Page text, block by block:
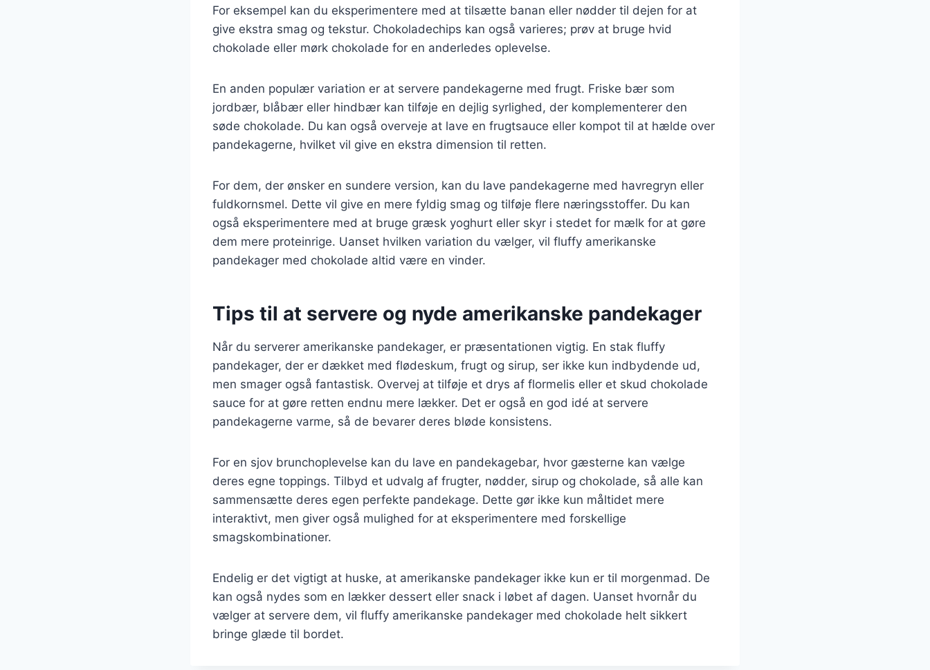
For eksempel kan du eksperimentere med at tilsætte banan eller nødder til dejen for at
give ekstra smag og tekstur. Chokoladechips kan også varieres; prøv at bruge hvid
chokolade eller mørk chokolade for en anderledes oplevelse.
En anden populær variation er at servere pandekagerne med frugt. Friske bær som
jordbær, blåbær eller hindbær kan tilføje en dejlig syrlighed, der komplementerer den
søde chokolade. Du kan også overveje at lave en frugtsauce eller kompot til at hælde over
pandekagerne, hvilket vil give en ekstra dimension til retten.
For dem, der ønsker en sundere version, kan du lave pandekagerne med havregryn eller
fuldkornsmel. Dette vil give en mere fyldig smag og tilføje flere næringsstoffer. Du kan
også eksperimentere med at bruge græsk yoghurt eller skyr i stedet for mælk for at gøre
dem mere proteinrige. Uanset hvilken variation du vælger, vil fluffy amerikanske
pandekager med chokolade altid være en vinder.
Tips til at servere og nyde amerikanske pandekager
Når du serverer amerikanske pandekager, er præsentationen vigtig. En stak fluffy
pandekager, der er dækket med flødeskum, frugt og sirup, ser ikke kun indbydende ud,
men smager også fantastisk. Overvej at tilføje et drys af flormelis eller et skud chokolade
sauce for at gøre retten endnu mere lækker. Det er også en god idé at servere
pandekagerne varme, så de bevarer deres bløde konsistens.
For en sjov brunchoplevelse kan du lave en pandekagebar, hvor gæsterne kan vælge
deres egne toppings. Tilbyd et udvalg af frugter, nødder, sirup og chokolade, så alle kan
sammensætte deres egen perfekte pandekage. Dette gør ikke kun måltidet mere
interaktivt, men giver også mulighed for at eksperimentere med forskellige
smagskombinationer.
Endelig er det vigtigt at huske, at amerikanske pandekager ikke kun er til morgenmad. De
kan også nydes som en lækker dessert eller snack i løbet af dagen. Uanset hvornår du
vælger at servere dem, vil fluffy amerikanske pandekager med chokolade helt sikkert
bringe glæde til bordet.